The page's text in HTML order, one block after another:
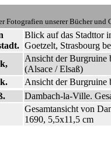
Fotografien unserer Bücher und
Blick auf das Stadttor
Goetzelt, Strasbourg
Ansicht der Burgruine
(Alsace / Elsaß)
Ansicht der Burgruine
Dambach-la-Ville.
Gesamtansicht von
1690, 5,5x11,5 cm